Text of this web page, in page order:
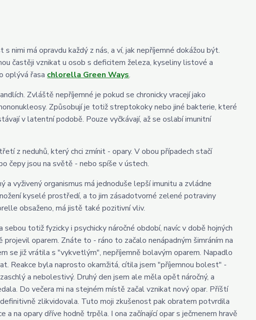
nimi má opravdu každý z nás, a ví, jak nepříjemné dokážou být.
častěji vznikat u osob s deficitem železa, kyseliny listové a
oplývá řasa chlorella Green Ways.
Zvláště nepříjemné je pokud se chronicky vracejí jako
Způsobují je totiž streptokoky nebo jiné bakterie, které
v latentní podobě. Pouze vyčkávají, až se oslabí imunitní
z neduhů, který chci zmínit - opary. V obou případech stačí
čepy jsou na světě - nebo spíše v ústech.
vyživený organismus má jednoduše lepší imunitu a zvládne
kyselé prostředí, a to jim zásadotvorné zelené potraviny
obsaženo, má jistě také pozitivní vliv.
totiž fyzicky i psychicky náročné období, navíc v době hojných
oparem. Znáte to - ráno to začalo nenápadným šimráním na
se již vrátila s "vykvetlým", nepříjemně bolavým oparem. Napadlo
Reakce byla naprosto okamžitá, cítila jsem "příjemnou bolest" -
a nebolestivý. Druhý den jsem ale měla opět náročný, a
Do večera mi na stejném místě začal vznikat nový opar. Příští
zlikvidovala. Tuto moji zkušenost pak obratem potvrdila
na opary dříve hodně trpěla. I ona začínající opar s ječmenem hravě